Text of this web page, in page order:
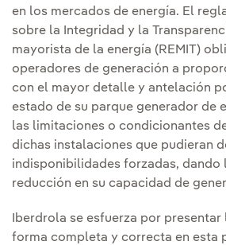
en los mercados de energía. El
sobre la Integridad y la
mayorista de la energía (REMIT)
operadores de generación a
con el mayor detalle y antelación
estado de su parque generador de
las limitaciones o condicionantes
dichas instalaciones que pudieran
indisponibilidades forzadas, dando
reducción en su capacidad de
Iberdrola se esfuerza por
forma completa y correcta en esta